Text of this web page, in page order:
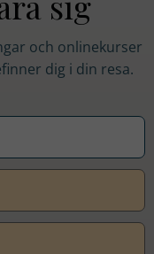
och onlinekurser
dig i din resa.
på
ska